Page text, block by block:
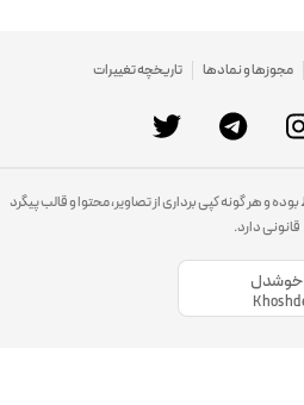
مجوزها و نمادها تاریخچه تغییرات
و هر گونه کپی برداری از تصاویر، محتوا و قالب پیگرد
قانونی دارد.
خوشدل